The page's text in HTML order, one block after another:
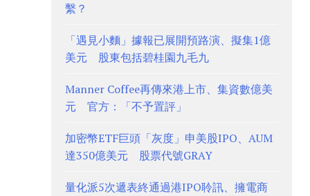
繫？
「遇見小麵」據報已展開預路演、擬集1億
美元 股東包括碧桂園九毛九
Manner Coffee再傳來港上市、集資數億美
元 官方：「不予置評」
加密幣ETF巨頭「灰度」申美股IPO、AUM
達350億美元 股票代號GRAY
量化派5次遞表終通過港IPO聆訊、擁電商